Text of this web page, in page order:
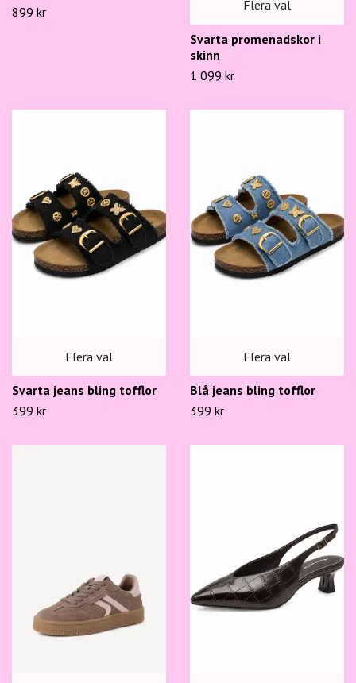
899 kr Flera val
Svarta promenadskor i
skinn
1 099 kr
Flera val
Svarta jeans bling tofflor
399 kr
Flera val
Blå jeans bling tofflor
399 kr